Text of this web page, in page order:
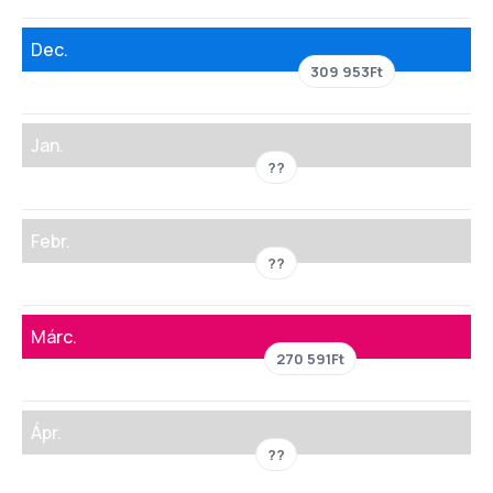
Dec.
309 953Ft
Jan.
??
Febr.
??
Márc.
270 591Ft
Ápr.
??